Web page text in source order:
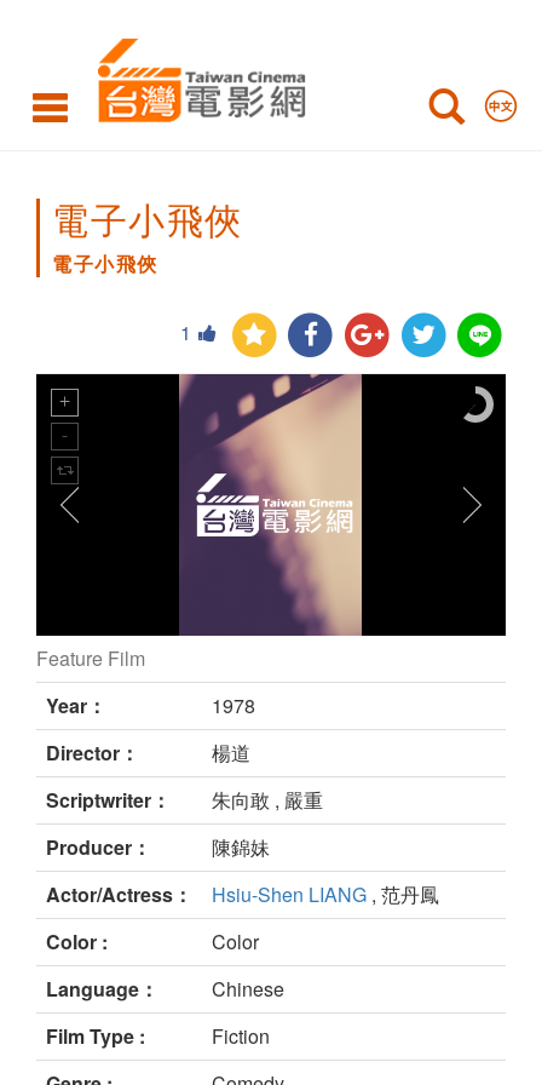
小
俠 電子小飛俠
電子小飛俠
1
電子小飛俠 still
Feature Film
Year：
1978
Director：
楊道
Scriptwriter：
朱向敢 , 嚴重
Producer：
陳錦妹
Actor/Actress：
Hsiu-Shen LIANG , 范丹鳳
Color :
Color
Language：
Chinese
Film Type :
Fiction